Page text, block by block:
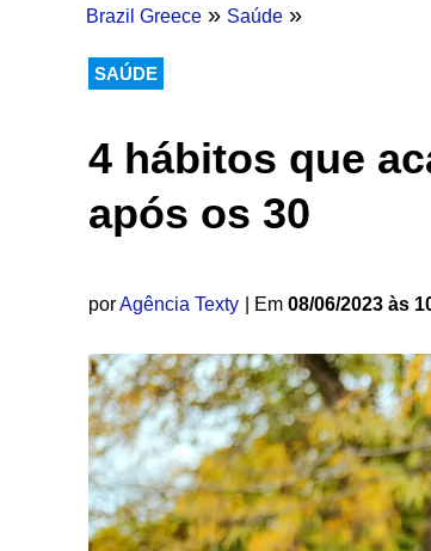
Brazil Greece » Saúde »
SAÚDE
4 hábitos que
após os 30
porAgência Texty | Em 08/06/2023 às